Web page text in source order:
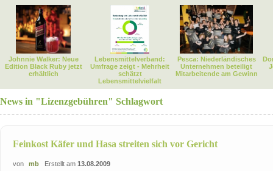
Johnnie Walker: Neue
Edition Black Ruby jetzt
erhältlich
Lebensmittelverband:
Umfrage zeigt - Mehrheit
schätzt
Lebensmittelvielfalt
Pesca: Niederländisches
Unternehmen beteiligt
Mitarbeitende am Gewinn
News in "Lizenzgebühren" Schlagwort
Feinkost Käfer und Hasa streiten sich vor Gericht
von mb Erstellt am 13.08.2009